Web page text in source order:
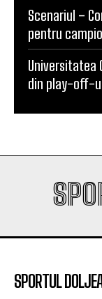
Scenariul –
pentru
Universitatea
din play-off-
SPORTUL